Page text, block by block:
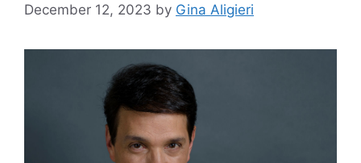
December 12, 2023 by Gina Aligieri